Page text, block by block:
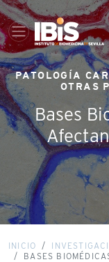
PATOLOGÍA
OTRAS
Bases
INICIO
BASES